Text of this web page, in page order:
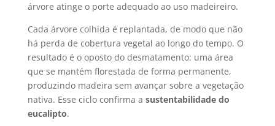
árvore atinge o porte adequado ao uso madeireiro.
Cada árvore colhida é replantada, de modo que não
há perda de cobertura vegetal ao longo do tempo. O
resultado é o oposto do desmatamento: uma área
que se mantém florestada de forma permanente,
produzindo madeira sem avançar sobre a vegetação
nativa. Esse ciclo confirma a sustentabilidade do
eucalipto.